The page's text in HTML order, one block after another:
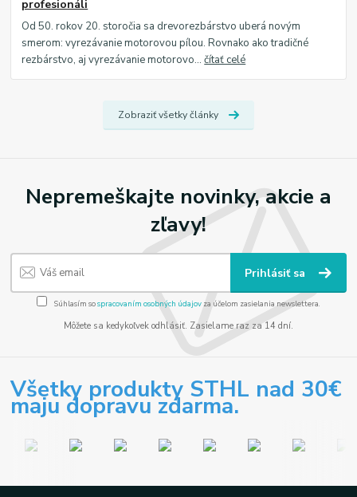
profesionáli
Od 50. rokov 20. storočia sa drevorezbárstvo uberá novým
smerom: vyrezávanie motorovou pílou. Rovnako ako tradičné
rezbárstvo, aj vyrezávanie motorovo...čítať celé
Zobraziť všetky články
Nepremeškajte novinky, akcie a
zľavy!
Prihlásiť sa
Súhlasím sospracovaním osobných údajov za účelom zasielania newslettera.
Môžete sa kedykoľvek odhlásiť. Zasielame raz za 14 dní.
Všetky produkty STHL nad 30€
maju dopravu zdarma.